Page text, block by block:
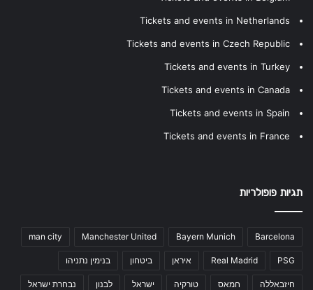
Tickets and events in Netherlands
Tickets and events in Czech Republic
Tickets and events in Turkey
Tickets and events in Canada
Tickets and events in Spain
Tickets and events in France
תגיות פופולריות
Barcelona
Bayern Munich
Manchester United
man city
PSG
Real Madrid איראן ביטחון בנימין נתניהו
חיזבאללה חמאס טורקיה ישראל לבנון נבחרת ישראל